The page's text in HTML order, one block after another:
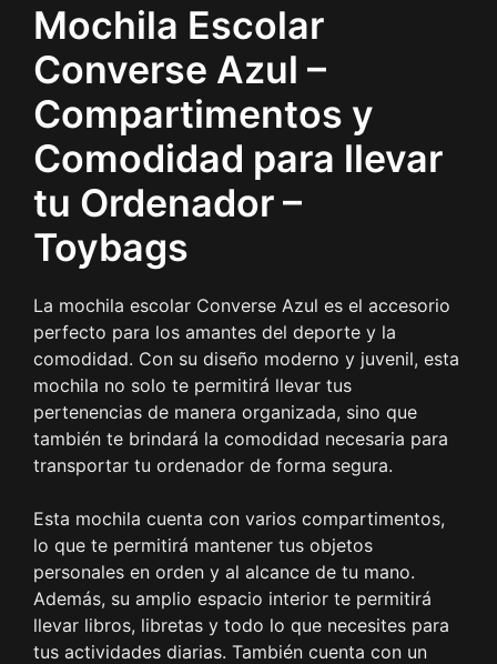
Mochila Escolar
Converse Azul –
Compartimentos y
Comodidad para llevar
tu Ordenador –
Toybags
La mochila escolar Converse Azul es el accesorio
perfecto para los amantes del deporte y la
comodidad. Con su diseño moderno y juvenil, esta
mochila no solo te permitirá llevar tus
pertenencias de manera organizada, sino que
también te brindará la comodidad necesaria para
transportar tu ordenador de forma segura.
Esta mochila cuenta con varios compartimentos,
lo que te permitirá mantener tus objetos
personales en orden y al alcance de tu mano.
Además, su amplio espacio interior te permitirá
llevar libros, libretas y todo lo que necesites para
tus actividades diarias. También cuenta con un